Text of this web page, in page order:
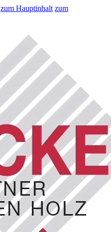
zum Hauptinhalt zum